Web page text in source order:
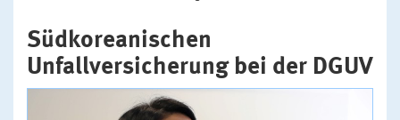
Südkoreanischen
Unfallversicherung bei der DGUV